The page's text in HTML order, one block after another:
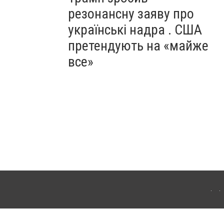
резонансну заяву про
українські надра . США
претендують на «майже
все»